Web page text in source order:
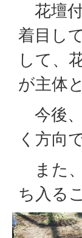
花壇
着目し
して、
が主体
今後
く方向
また
ち入る